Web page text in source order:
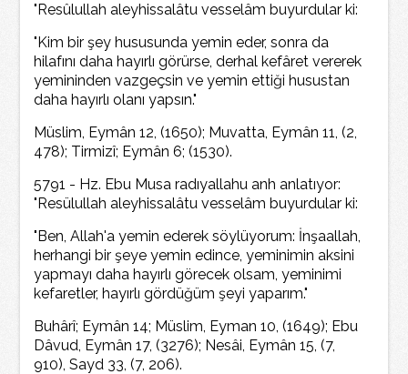
"Resûlullah aleyhissalâtu vesselâm buyurdular ki:
"Kim bir şey hususunda yemin eder, sonra da
hilafını daha hayırlı görürse, derhal kefâret vererek
yemininden vazgeçsin ve yemin ettiği husustan
daha hayırlı olanı yapsın."
Müslim, Eymân 12, (1650); Muvatta, Eymân 11, (2,
478); Tirmizî; Eymân 6; (1530).
5791 - Hz. Ebu Musa radıyallahu anh anlatıyor:
"Resülullah aleyhissalâtu vesselâm buyurdular ki:
"Ben, Allah'a yemin ederek söylüyorum: İnşaallah,
herhangi bir şeye yemin edince, yeminimin aksini
yapmayı daha hayırlı görecek olsam, yeminimi
kefaretler, hayırlı gördüğüm şeyi yaparım."
Buhârî; Eymân 14; Müslim, Eyman 10, (1649); Ebu
Dâvud, Eymân 17, (3276); Nesâi, Eymân 15, (7,
910), Sayd 33, (7, 206).